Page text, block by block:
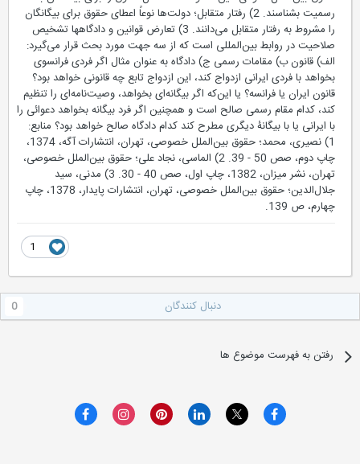
رسمیت بشناسند. 2) رفتار متقابل؛ دولت‌ها نوعاً اعطای حقوق برای بیگانگان
را مشروط به رفتار متقابل می‌دانند. 3) تعارض قوانین و دادگاهها تشخیص
صلاحیت در روابط بین‌المللی است كه از سه جهت مورد بحث قرار می‌گیرد:
الف) قانون ب) مقامات رسمی ج) دادگاه به عنوان مثال اگر فردی فرانسوی
بخواهد با فردی ایرانی ازدواج كند، این ازدواج تابع چه قانونی خواهد بود؟
قانون ایران یا فرانسه؟ یا این‌كه اگر بیگانه‌ای بخواهد، وصیت‌نامه‌ای را تنظیم
كند، كدام مقام رسمی صالح است و همچنین اگر فرد بیگانه بخواهد دعوائی را
با ایرانی یا با بیگانۀ دیگری مطرح كند كدام دادگاه صالح خواهد بود؟ منابع:
1) نصیری، محمد؛ حقوق بین‌الملل خصوصی، تهران، انتشارات آگه، 1374،
چاپ دوم، صص 50 - 39. 2) الماسی، نجاد علی؛ حقوق بین‌الملل خصوصی،
تهران، نشر میزان، 1382، چاپ اول، صص 40 - 30. 3) مدنی، سید
جلال‌الدین؛ حقوق بین‌الملل خصوصی، تهران، انتشارات پایدار، 1378، چاپ
چهارم، ص 139.
دنبال کنندگان
رفتن به فهرست موضوع ها